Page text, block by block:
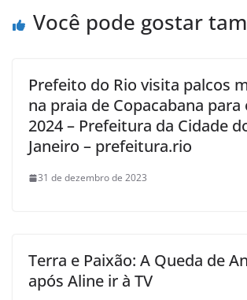
Você pode gostar
Prefeito do Rio visita palcos
na praia de Copacabana para
2024 – Prefeitura da Cidade
Janeiro – prefeitura.rio
31 de dezembro de 2023
Terra e Paixão: A Queda de
após Aline ir à TV